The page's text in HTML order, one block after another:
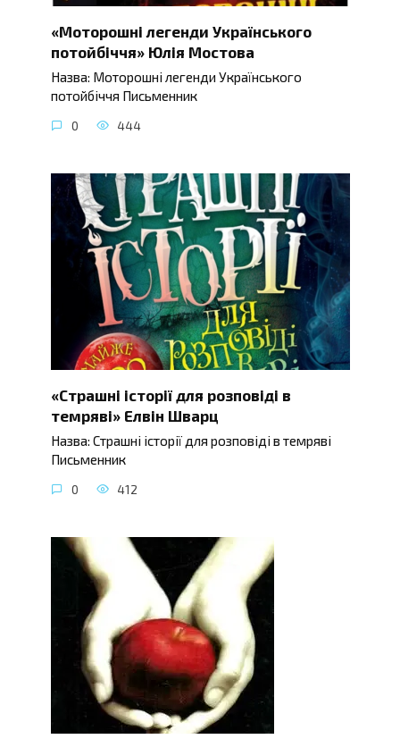
«Моторошні легенди Українського
потойбіччя» Юлія Мостова
Назва: Моторошні легенди Українського
потойбіччя Письменник
0 444
«Страшні історії для розповіді в
темряві» Елвін Шварц
Назва: Страшні історії для розповіді в темряві
Письменник
0 412